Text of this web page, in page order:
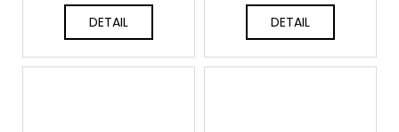
DETAIL DETAIL